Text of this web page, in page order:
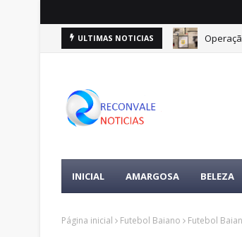
ULTIMAS NOTICIAS
INICIAL AMARGOSA BELEZA
Página inicial Futebol Baiano Futebol